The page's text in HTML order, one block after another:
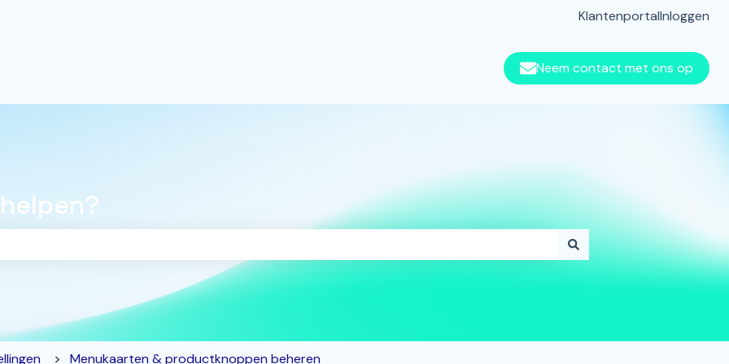
KlantenportalInloggen
Neem contact met ons op
Menukaarten & productknoppen beheren